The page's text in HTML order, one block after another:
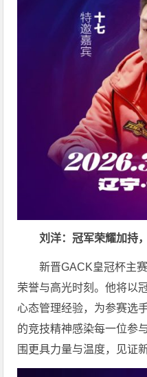
刘洋：冠军荣耀加持
新晋GACK皇冠杯主
荣誉与高光时刻。他将以
心态管理经验，为参赛选
的竞技精神感染每一位参
围更具力量与温度，见证